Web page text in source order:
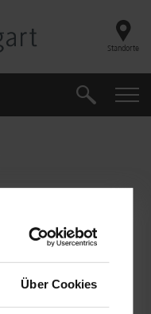
Über Cookies
Standorte
Suche